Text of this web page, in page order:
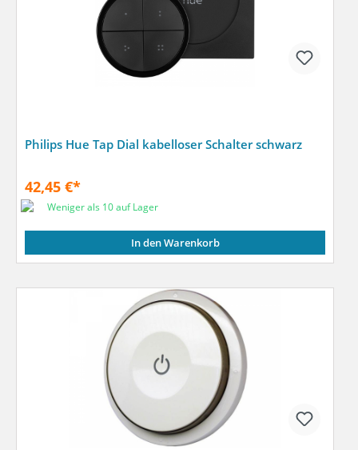
Philips Hue Tap Dial kabelloser Schalter schwarz
42,45 €*
Weniger als 10 auf Lager
In den Warenkorb